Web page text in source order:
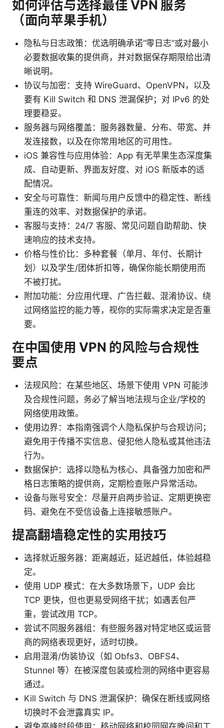
如何评估与选择最佳 VPN 服务
（面向苹果手机）
隐私与日志政策：优选明确承诺“零日志”或对最小
必要数据收集的提供商，并对数据保存期限给出清
晰说明。
协议与加密：支持 WireGuard、OpenVPN，以及
要有 Kill Switch 和 DNS 泄漏保护；对 IPv6 的处
理要稳妥。
服务器与网络覆盖：服务器数量、分布、带宽、并
发连接数，以及在你常用地区的可用性。
iOS 兼容性与应用体验：App 有无苹果生态深度集
成、自动更新、界面友好度、对 iOS 新版本的适
配情况。
安全与可靠性：新闻与用户反馈中的稳定性、断线
重连的效率、对数据保护的承诺。
客服与支持：24/7 客服、常见问题自助帮助、快
速响应的技术支持。
价格与性价比：多种套餐（单月、年付、长期计
划）以及学生/团体折扣等，确保你能长期使用而
不被打扰。
附加功能：分应用代理、广告拦截、混淆协议、绕
过网络监控的能力等，视你的实际需求决定是否重
要。
在中国使用 VPN 的风险与合规性
要点
法规风险：在某些地区、场景下使用 VPN 可能涉
及合规性问题，务必了解当地法规与企业/学校的
网络使用政策。
使用边界：本指南强调个人隐私保护与合规访问；
避免用于传播不实信息、侵犯他人隐私或其他违法
行为。
数据保护：选择以隐私为核心、具备强力加密和严
格日志策略的提供商，定期检查账户异常活动。
设备与账号安全：尽量开启两步验证、定期更换密
码、避免在不受信设备上连接敏感账户。
提高翻墙稳定性的实用技巧
选择就近服务器：距离越近，延迟越低，体验越稳
定。
使用 UDP 模式：在大多数场景下，UDP 会比
TCP 更快，但也更易受网络干扰；如遇丢包严
重，尝试改用 TCP。
尝试不同服务器组：有些服务器对特定地区或运营
商的网络表现更好，适时切换。
启用混淆/伪装协议（如 Obfs3、OBFS4、
Stunnel 等）在被深度包装或检测的网络中更容易
通过。
Kill Switch 与 DNS 泄漏保护：确保在断线或网络
切换时不会泄露真实 IP。